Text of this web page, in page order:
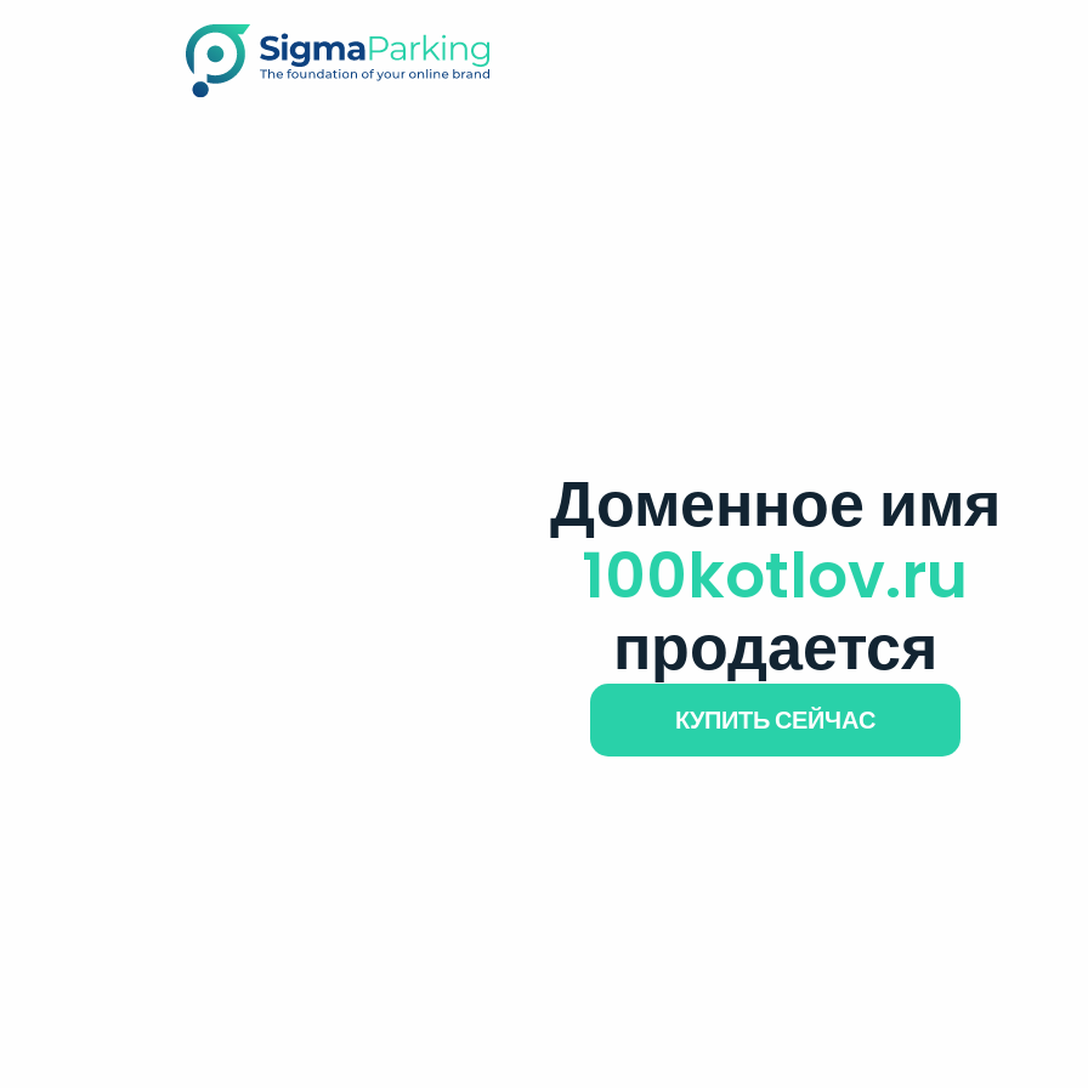
Доменное имя
100kotlov.ru
продается
КУПИТЬ СЕЙЧАС